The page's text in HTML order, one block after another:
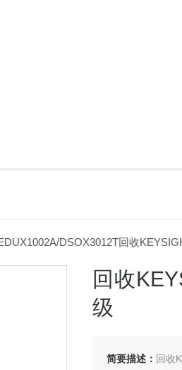
DSOX3012T回收
回收
级
简要描述： 回收